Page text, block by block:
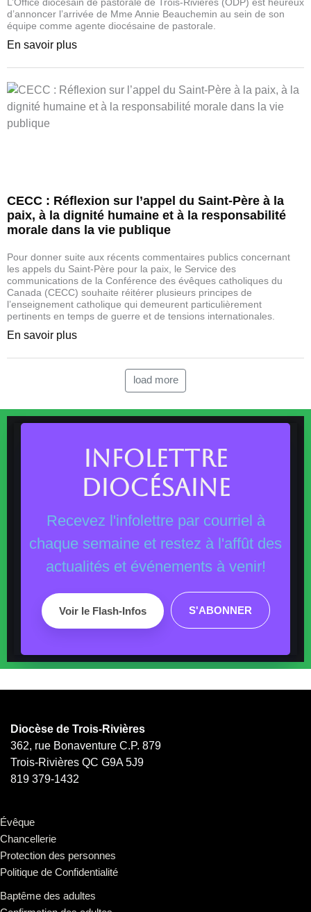
d’annoncer l’arrivée de Mme Annie Beauchemin au sein de son
équipe comme agente diocésaine de pastorale.
En savoir plus
CECC : Réflexion sur l’appel du Saint-Père à la
paix, à la dignité humaine et à la responsabilité
morale dans la vie publique
Pour donner suite aux récents commentaires publics concernant
les appels du Saint-Père pour la paix, le Service des
communications de la Conférence des évêques catholiques du
Canada (CECC) souhaite réitérer plusieurs principes de
l’enseignement catholique qui demeurent particulièrement
pertinents en temps de guerre et de tensions internationales.
En savoir plus
load more
INFOLETTRE
DIOCÉSAINE
Recevez l'infolettre par courriel à
chaque semaine et restez à l'affût des
actualités et événements à venir!
Voir le Flash-Infos S'ABONNER
Diocèse de Trois-Rivières
362, rue Bonaventure C.P. 879
Trois-Rivières QC G9A 5J9
819 379-1432
Évêque
Chancellerie
Protection des personnes
Politique de Confidentialité
Baptême des adultes